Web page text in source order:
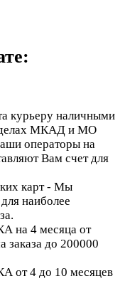
наличными
МКАД и МО
операторы на
Вам счет для
карт - Мы
наиболее
4 месяца от
до 200000
4 до 10 месяцев